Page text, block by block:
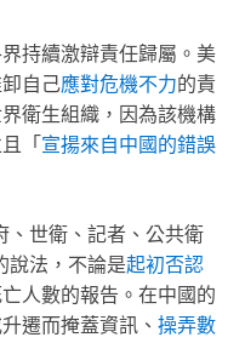
持續激辯責任歸屬。美
自己應對危機不力的責
衛生組織，因為該機構
「 宣揚來自中國的錯誤
世衛、記者、公共衛
說法，不論是起初否認
人數的報告。在中國的
遷而掩蓋資訊、 操弄數